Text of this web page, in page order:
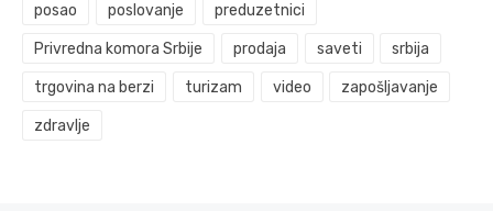
posao poslovanje preduzetnici
Privredna komora Srbije prodaja saveti srbija
trgovina na berzi turizam video zapošljavanje
zdravlje